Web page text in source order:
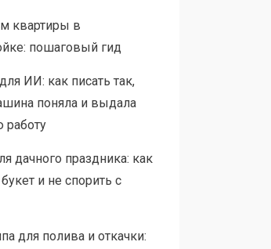
квартиры в
пошаговый гид
ИИ: как писать так,
поняла и выдала
работу
дачного праздника: как
и не спорить с
для полива и откачки: